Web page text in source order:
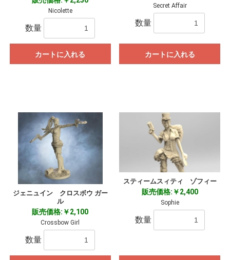
Nicolette
数量
カートに入れる
Secret Affair
数量
カートに入れる
ジェニュイン クロスボウ ガー
ル
販売価格:￥2,100
Crossbow Girl
数量
スティームスィティ ゾフィー
販売価格:￥2,400
Sophie
数量
お買い物を続ける カートへ進む